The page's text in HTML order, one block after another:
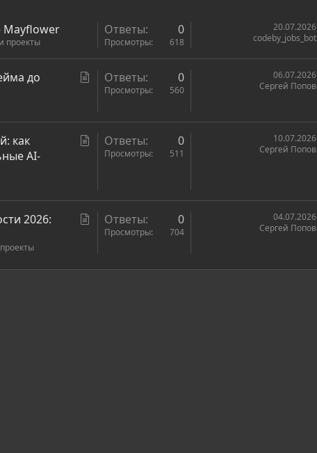
Mayflower
проекты
Ответы 0
Просмотры 618
20.07.2026
codeby_jobs_bot
т
до
Ответы 0
Просмотры 560
06.07.2026
Сергей Попов
ь
как
AI-
Ответы 0
Просмотры 511
10.07.2026
Сергей Попов
2026:
Ответы 0
Просмотры 704
04.07.2026
Сергей Попов
почта